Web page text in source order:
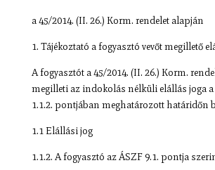
a 45/2014. (II. 26.) Korm. rendelet alapján
1. Tájékoztató a fogyasztó vevőt megillető
A fogyasztót a 45/2014. (II. 26.) Korm.
megilleti az indokolás nélküli elállás joga a
1.1.2. pontjában meghatározott határidőn
1.1 Elállási jog
1.1.2. A fogyasztó az ÁSZF 9.1. pontja